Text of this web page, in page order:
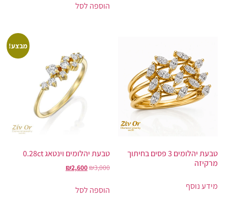
הוספה לסל
טבעת יהלומים 3 פסים בחיתוך
מרקיזה
מידע נוסף
מבצע!
טבעת יהלומים וינטאג 0.28ct
₪3,000
₪2,600
הוספה לסל